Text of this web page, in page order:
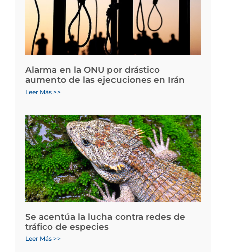
Alarma en la ONU por drástico
aumento de las ejecuciones en Irán
Leer Más >>
Se acentúa la lucha contra redes de
tráfico de especies
Leer Más >>